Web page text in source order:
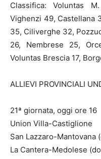
Classifica: Voluntas
Vighenzi 49, Castellana
35, Ciliverghe 32,
26, Nembrese 25,
Voluntas Brescia 17,
ALLIEVI PROVINCIALI
21ª giornata, oggi ore 16
Union Villa-Castiglione
San Lazzaro-Mantovana
La Cantera-Medolese